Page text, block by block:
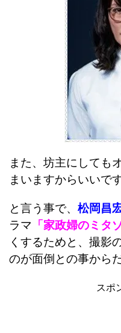
また、坊主にしても
まいますからいいで
と言う事で、 松岡昌
ラマ 「家政婦のミタ
くするためと、撮影
のが面倒との事から
スポ